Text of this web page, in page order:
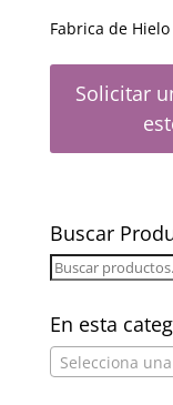
Fabrica de
Solicitar
Buscar
Buscar
En esta
Selecciona